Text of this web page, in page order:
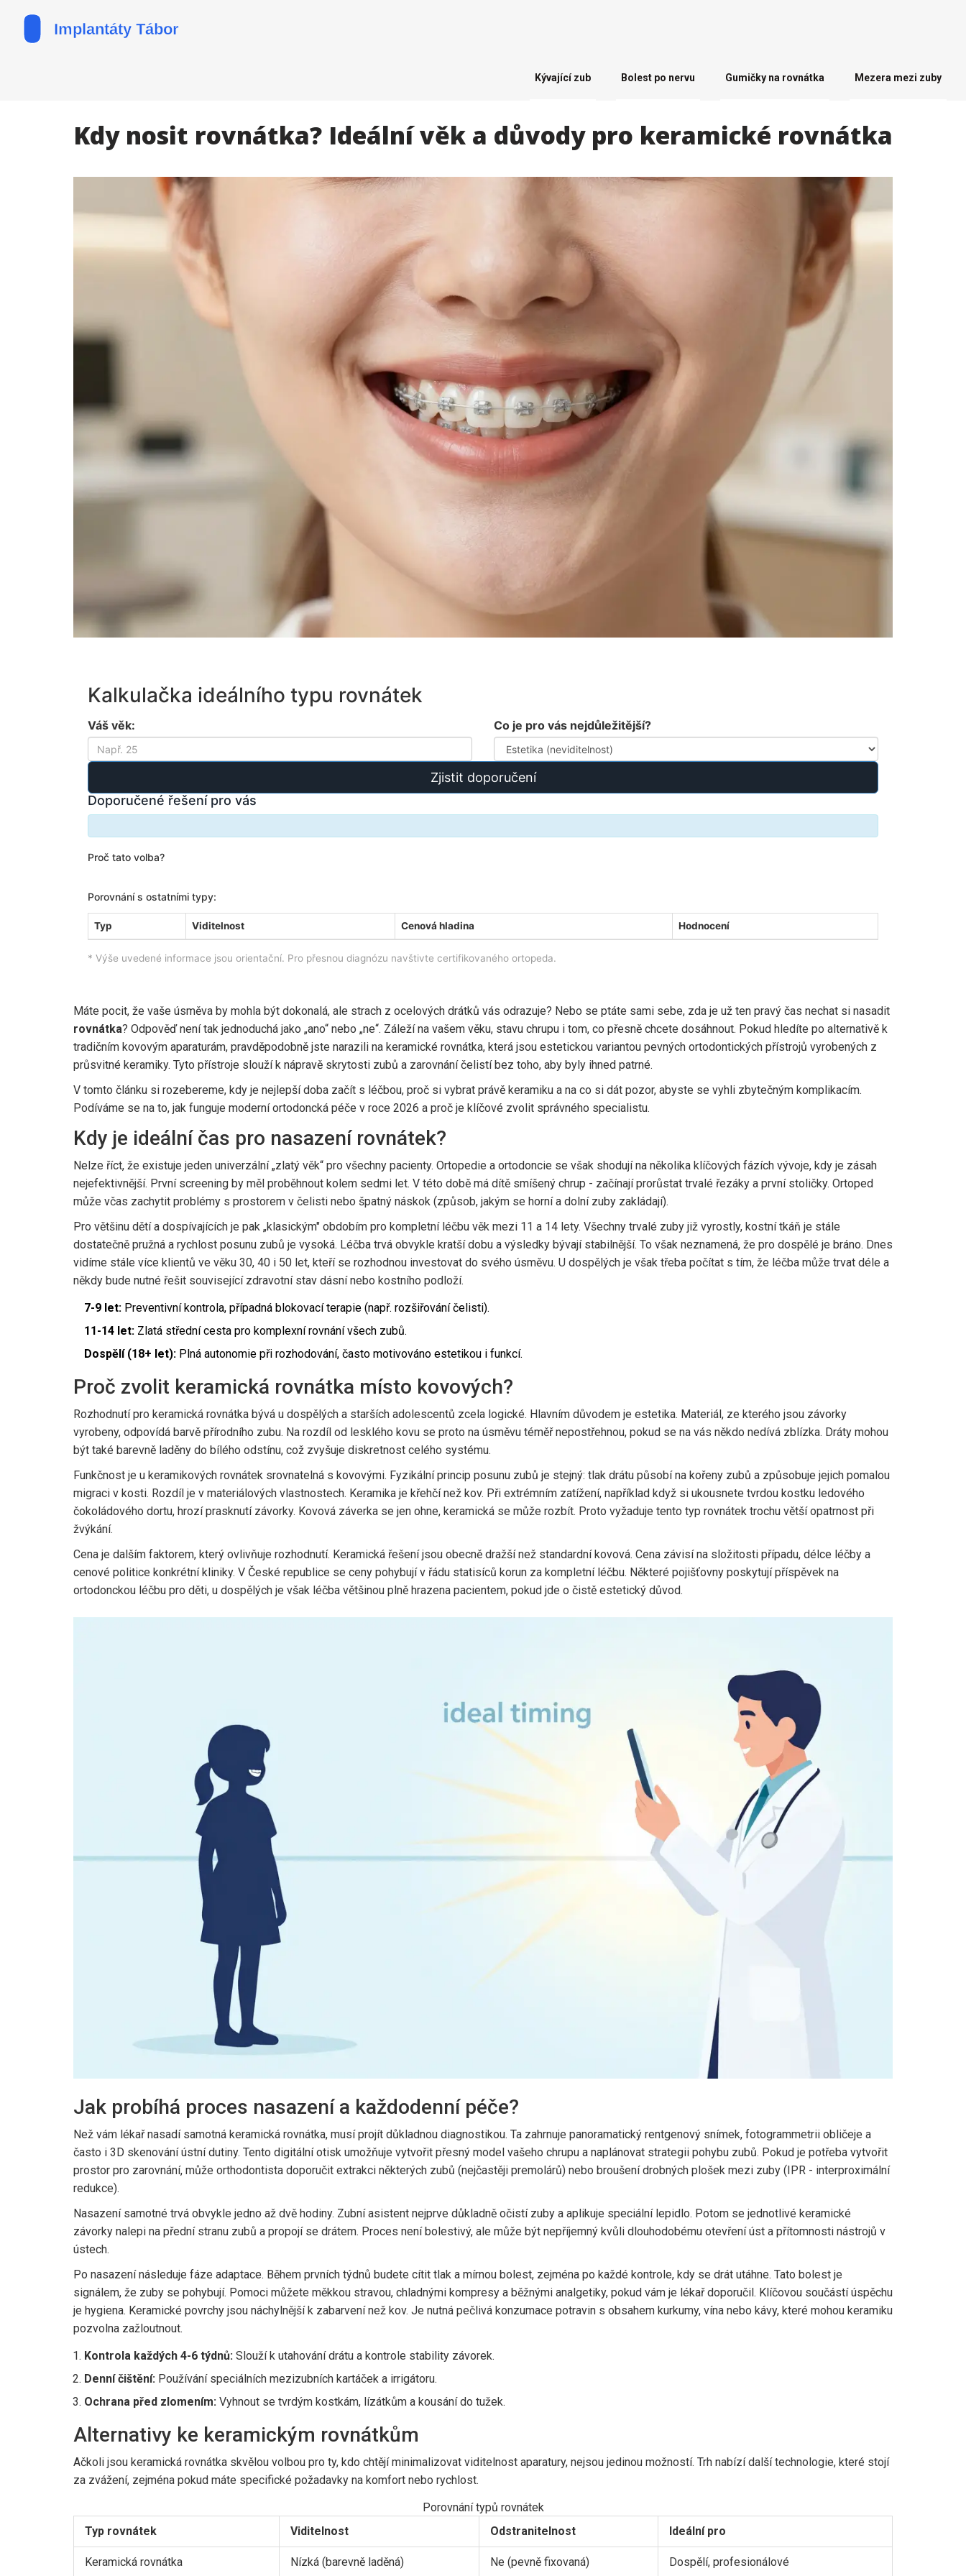
Kývající zub Bolest po nervu Gumičky na rovnátka Mezera mezi zuby
Kdy nosit rovnátka? Ideální věk a důvody pro keramické rovnátka
Kalkulačka ideálního typu rovnátek
Váš věk: Co je pro vás nejdůležitější?
Zjistit doporučení
Doporučené řešení pro vás
Proč tato volba?
Porovnání s ostatními typy:
Typ Viditelnost Cenová hladina Hodnocení
* Výše uvedené informace jsou orientační. Pro přesnou diagnózu navštivte certifikovaného ortopeda.
Máte pocit, že vaše úsměva by mohla být dokonalá, ale strach z ocelových drátků vás odrazuje? Nebo se ptáte sami sebe, zda je už ten pravý čas nechat si nasadit
rovnátka? Odpověď není tak jednoduchá jako „ano“ nebo „ne“. Záleží na vašem věku, stavu chrupu i tom, co přesně chcete dosáhnout. Pokud hledíte po alternativě k
tradičním kovovým aparaturám, pravděpodobně jste narazili na keramické rovnátka, která jsou estetickou variantou pevných ortodontických přístrojů vyrobených z
průsvitné keramiky. Tyto přístroje slouží k nápravě skrytosti zubů a zarovnání čelistíbez toho, aby byly ihned patrné.
V tomto článku si rozebereme, kdy je nejlepší doba začít s léčbou, proč si vybrat právě keramiku a na co si dát pozor, abyste se vyhli zbytečným komplikacím.
Podíváme se na to, jak funguje moderní ortodoncká péče v roce 2026 a proč je klíčové zvolit správného specialistu.
Kdy je ideální čas pro nasazení rovnátek?
Nelze říct, že existuje jeden univerzální „zlatý věk“ pro všechny pacienty. Ortopedie a ortodoncie se však shodují na několika klíčových fázích vývoje, kdy je zásah
nejefektivnější. První screening by měl proběhnout kolem sedmi let. V této době má dítě smíšený chrup - začínají prorůstat trvalé řezáky a první stoličky. Ortoped
může včas zachytit problémy s prostorem v čelisti nebo špatný náskok (způsob, jakým se horní a dolní zuby zakládají).
Pro většinu dětí a dospívajících je pak „klasickým" obdobím pro kompletní léčbu věk mezi 11 a 14 lety. Všechny trvalé zuby již vyrostly, kostní tkáň je stále
dostatečně pružná a rychlost posunu zubů je vysoká. Léčba trvá obvykle kratší dobu a výsledky bývají stabilnější. To však neznamená, že pro dospělé je bráno. Dnes
vidíme stále více klientů ve věku 30, 40 i 50 let, kteří se rozhodnou investovat do svého úsměvu. U dospělých je však třeba počítat s tím, že léčba může trvat déle a
někdy bude nutné řešit související zdravotní stav dásní nebo kostního podloží.
7-9 let: Preventivní kontrola, případná blokovací terapie (např. rozšiřování čelisti).
11-14 let: Zlatá střední cesta pro komplexní rovnání všech zubů.
Dospělí (18+ let): Plná autonomie při rozhodování, často motivováno estetikou i funkcí.
Proč zvolit keramická rovnátka místo kovových?
Rozhodnutí pro keramická rovnátka bývá u dospělých a starších adolescentů zcela logické. Hlavním důvodem je estetika. Materiál, ze kterého jsou závorky
vyrobeny, odpovídá barvě přírodního zubu. Na rozdíl od lesklého kovu se proto na úsměvu téměř nepostřehnou, pokud se na vás někdo nedívá zblízka. Dráty mohou
být také barevně laděny do bílého odstínu, což zvyšuje diskretnost celého systému.
Funkčnost je u keramikových rovnátek srovnatelná s kovovými. Fyzikální princip posunu zubů je stejný: tlak drátu působí na kořeny zubů a způsobuje jejich pomalou
migraci v kosti. Rozdíl je v materiálových vlastnostech. Keramika je křehčí než kov. Při extrémním zatížení, například když si ukousnete tvrdou kostku ledového
čokoládového dortu, hrozí prasknutí závorky. Kovová záverka se jen ohne, keramická se může rozbít. Proto vyžaduje tento typ rovnátek trochu větší opatrnost při
žvýkání.
Cena je dalším faktorem, který ovlivňuje rozhodnutí. Keramická řešení jsou obecně dražší než standardní kovová. Cena závisí na složitosti případu, délce léčby a
cenové politice konkrétní kliniky. V České republice se ceny pohybují v řádu statisíců korun za kompletní léčbu. Některé pojišťovny poskytují příspěvek na
ortodonckou léčbu pro děti, u dospělých je však léčba většinou plně hrazena pacientem, pokud jde o čistě estetický důvod.
Jak probíhá proces nasazení a každodenní péče?
Než vám lékař nasadí samotná keramická rovnátka, musí projít důkladnou diagnostikou. Ta zahrnuje panoramatický rentgenový snímek, fotogrammetrii obličeje a
často i 3D skenování ústní dutiny. Tento digitální otisk umožňuje vytvořit přesný model vašeho chrupu a naplánovat strategii pohybu zubů. Pokud je potřeba vytvořit
prostor pro zarovnání, může orthodontista doporučit extrakci některých zubů (nejčastěji premolárů) nebo broušení drobných plošek mezi zuby (IPR - interproximální
redukce).
Nasazení samotné trvá obvykle jedno až dvě hodiny. Zubní asistent nejprve důkladně očistí zuby a aplikuje speciální lepidlo. Potom se jednotlivé keramické
závorky nalepi na přední stranu zubů a propojí se drátem. Proces není bolestivý, ale může být nepříjemný kvůli dlouhodobému otevření úst a přítomnosti nástrojů v
ústech.
Po nasazení následuje fáze adaptace. Během prvních týdnů budete cítit tlak a mírnou bolest, zejména po každé kontrole, kdy se drát utáhne. Tato bolest je
signálem, že zuby se pohybují. Pomoci můžete měkkou stravou, chladnými kompresy a běžnými analgetiky, pokud vám je lékař doporučil. Klíčovou součástí úspěchu
je hygiena. Keramické povrchy jsou náchylnější k zabarvení než kov. Je nutná pečlivá konzumace potravin s obsahem kurkumy, vína nebo kávy, které mohou keramiku
pozvolna zažloutnout.
Kontrola každých 4-6 týdnů: Slouží k utahování drátu a kontrole stability závorek.
Denní čištění: Používání speciálních mezizubních kartáček a irrigátoru.
Ochrana před zlomením: Vyhnout se tvrdým kostkám, lízátkům a kousání do tužek.
Alternativy ke keramickým rovnátkům
Ačkoli jsou keramická rovnátka skvělou volbou pro ty, kdo chtějí minimalizovat viditelnost aparatury, nejsou jedinou možností. Trh nabízí další technologie, které stojí
za zvážení, zejména pokud máte specifické požadavky na komfort nebo rychlost.
Porovnání typů rovnátek
Typ rovnátek
Viditelnost Odstranitelnost Ideální pro
Keramická rovnátka Nízká (barevně laděná) Ne (pevně fixovaná) Dospělí, profesionálové